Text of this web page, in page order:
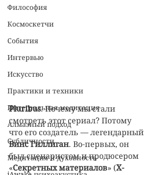
Философия
Космоскетчи
События
Интервью
Искусство
Практики и техники
Интегральная медитация
Алмазный подход
Субличности
Медитация и духовность
Pluribus. Почему мы стали
смотреть этот сериал? Потому
что его создатель — легендарный
Винс Гиллиган. Во-первых, он
был сценаристом и продюсером
«Секретных материалов» (X-